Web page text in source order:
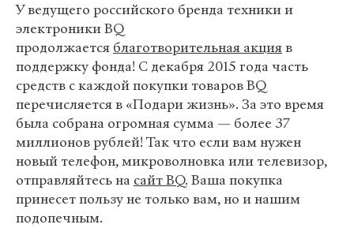
У ведущего российского бренда техники и
электроники BQ
продолжается благотворительная акцияв
поддержку фонда! С декабря 2015 года часть
средств с каждой покупки товаров BQ
перечисляется в «Подари жизнь». За это время
была собрана огромная сумма — более 37
миллионов рублей! Так что если вам нужен
новый телефон, микроволновка или телевизор,
отправляйтесь на сайт BQ. Ваша покупка
принесет пользу не только вам, но и нашим
подопечным.